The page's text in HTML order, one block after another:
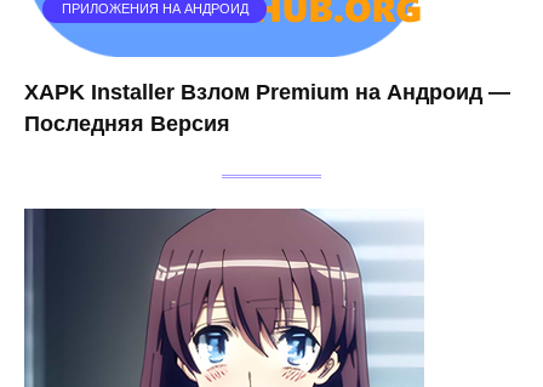
ПРИЛОЖЕНИЯ НА АНДРОИД
XAPK Installer Взлом Premium на Андроид —
Последняя Версия